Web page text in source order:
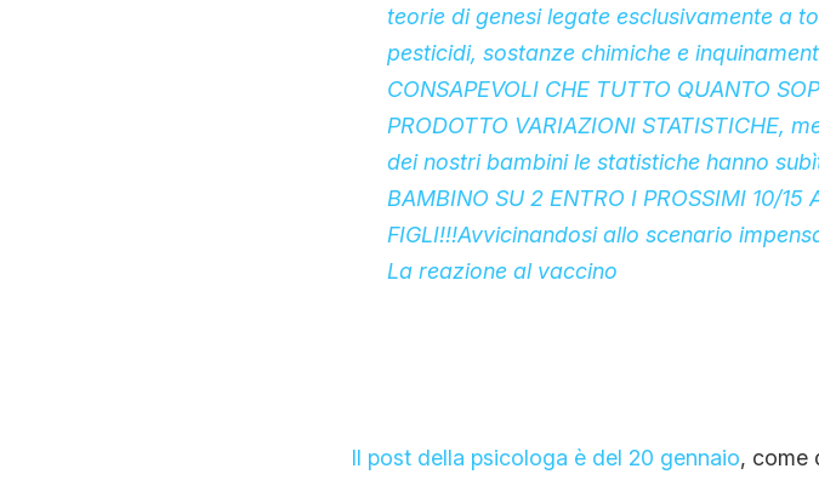
teorie di genesi legate esclusivamente a
pesticidi, sostanze chimiche e
CONSAPEVOLI CHE TUTTO QUANTO
PRODOTTO VARIAZIONI STATISTICHE,
dei nostri bambini le statistiche hanno
BAMBINO SU 2 ENTRO I PROSSIMI 10/15
FIGLI!!!Avvicinandosi allo scenario
La reazione al vaccino
Il post della psicologa è del 20 gennaio, come